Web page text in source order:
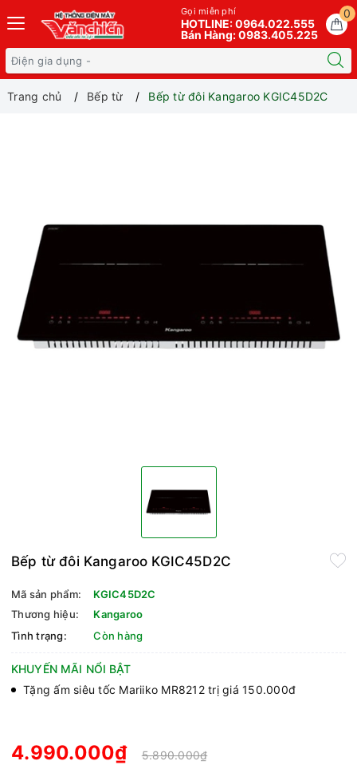
0
Gọi miễn phí
HOTLINE: 0964.022.555
Bán Hàng: 0983.405.225
Trang chủ Bếp từ Bếp từ đôi Kangaroo KGIC45D2C
Bếp từ đôi Kangaroo KGIC45D2C
Mã sản phẩm:
KGIC45D2C
Thương hiệu:
Kangaroo
Tình trạng:
Còn hàng
KHUYẾN MÃI NỔI BẬT
Tặng ấm siêu tốc Mariiko MR8212 trị giá 150.000đ
4.990.000₫
5.890.000₫